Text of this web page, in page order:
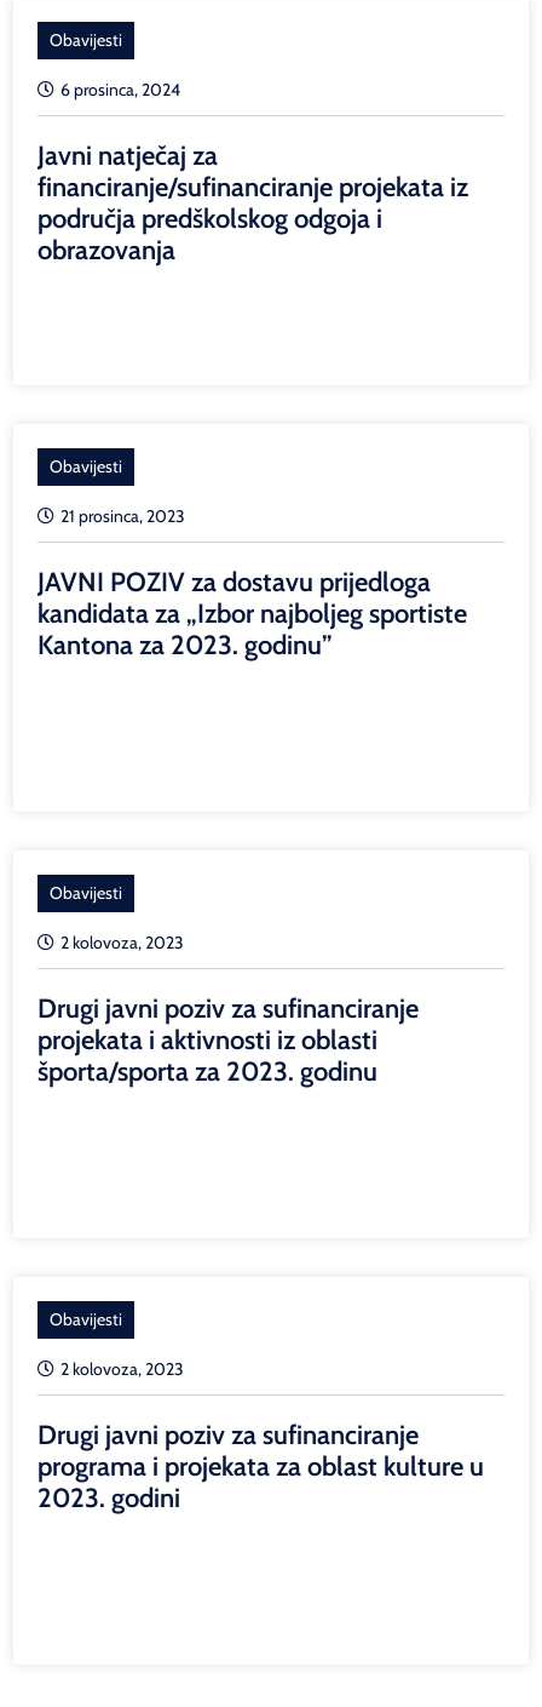
Obavijesti
6 prosinca, 2024
Javni natječaj za
financiranje/sufinanciranje projekata iz
područja predškolskog odgoja i
obrazovanja
Obavijesti
21 prosinca, 2023
JAVNI POZIV za dostavu prijedloga
kandidata za „Izbor najboljeg sportiste
Kantona za 2023. godinu”
Obavijesti
2 kolovoza, 2023
Drugi javni poziv za sufinanciranje
projekata i aktivnosti iz oblasti
športa/sporta za 2023. godinu
Obavijesti
2 kolovoza, 2023
Drugi javni poziv za sufinanciranje
programa i projekata za oblast kulture u
2023. godini